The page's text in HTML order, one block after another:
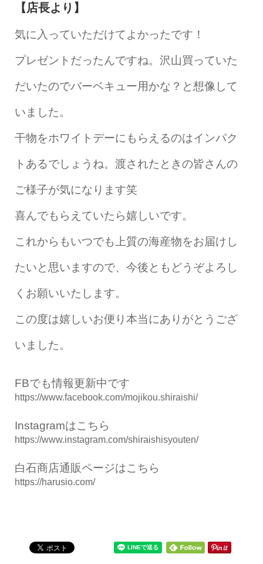
【店長より】
気に入っていただけてよかったです！
プレゼントだったんですね。沢山買っていた
だいたのでバーベキュー用かな？と想像して
いました。
干物をホワイトデーにもらえるのはインパク
トあるでしょうね。渡されたときの皆さんの
ご様子が気になります笑
喜んでもらえていたら嬉しいです。
これからもいつでも上質の海産物をお届けし
たいと思いますので、今後ともどうぞよろし
くお願いいたします。
この度は嬉しいお便り本当にありがとうござ
いました。
FBでも情報更新中です
https://www.facebook.com/mojikou.shiraishi/
Instagramはこちら
https://www.instagram.com/shiraishisyouten/
白石商店通販ページはこちら
https://harusio.com/